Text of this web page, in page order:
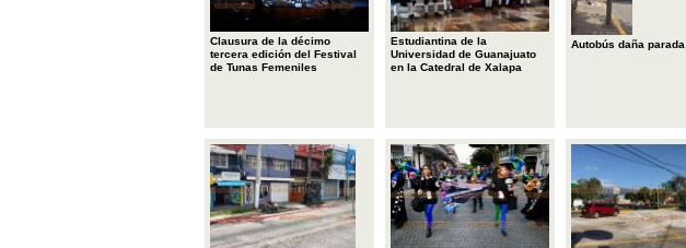
Clausura de la décimo
tercera edición del Festival
de Tunas Femeniles
Estudiantina de la
Universidad de Guanajuato
en la Catedral de Xalapa
Autobús daña parada